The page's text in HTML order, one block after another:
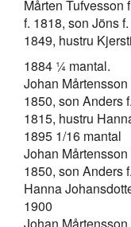
Mårten Tufvesson
f. 1818, son Jöns
1849, hustru
1884 ¼ mantal.
Johan
1850, son Anders
1815, hustru
1895 1/16 mantal
Johan
1850, son Anders
Hanna
1900
Johan